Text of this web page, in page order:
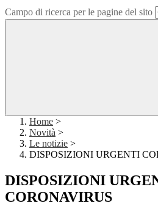
Campo di ricerca per le pagine del sito
Home >
Novità >
Le notizie >
DISPOSIZIONI URGENTI
DISPOSIZIONI
CORONAVIRUS